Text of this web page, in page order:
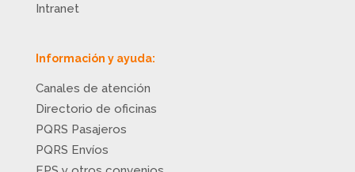
Intranet
Información y ayuda:
Canales de atención
Directorio de oficinas
PQRS Pasajeros
PQRS Envíos